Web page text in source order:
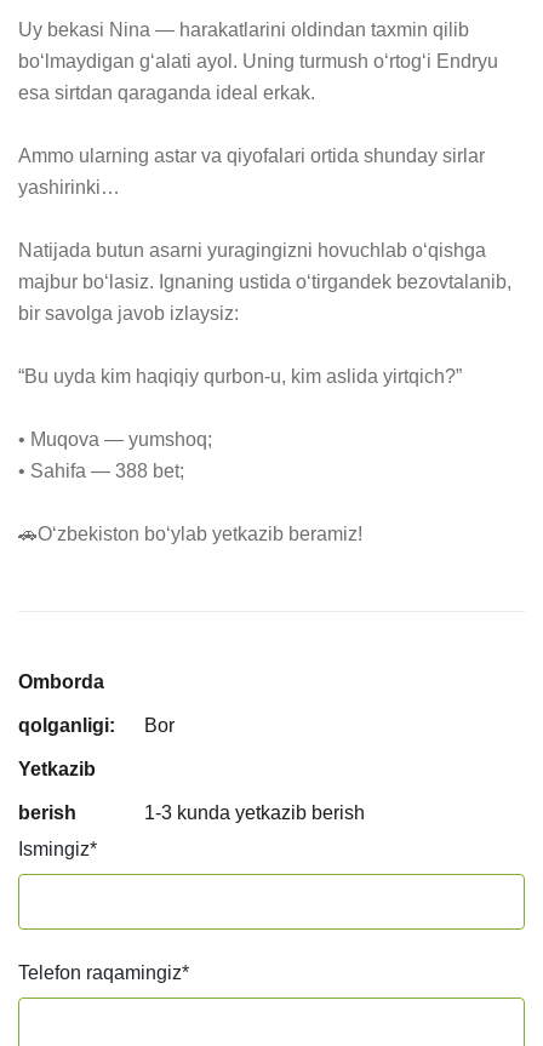
Uy bekasi Nina — harakatlarini oldindan taxmin qilib
boʻlmaydigan gʻalati ayol. Uning turmush oʻrtogʻi Endryu
esa sirtdan qaraganda ideal erkak.
Ammo ularning astar va qiyofalari ortida shunday sirlar
yashirinki…
Natijada butun asarni yuragingizni hovuchlab oʻqishga
majbur boʻlasiz. Ignaning ustida oʻtirgandek bezovtalanib,
bir savolga javob izlaysiz:
“Bu uyda kim haqiqiy qurbon-u, kim aslida yirtqich?”
• Muqova — yumshoq;
• Sahifa — 388 bet;
🚗Oʻzbekiston boʻylab yetkazib beramiz!
Omborda
qolganligi: Bor
Yetkazib
berish
1-3 kunda yetkazib berish
Ismingiz*
Telefon raqamingiz*